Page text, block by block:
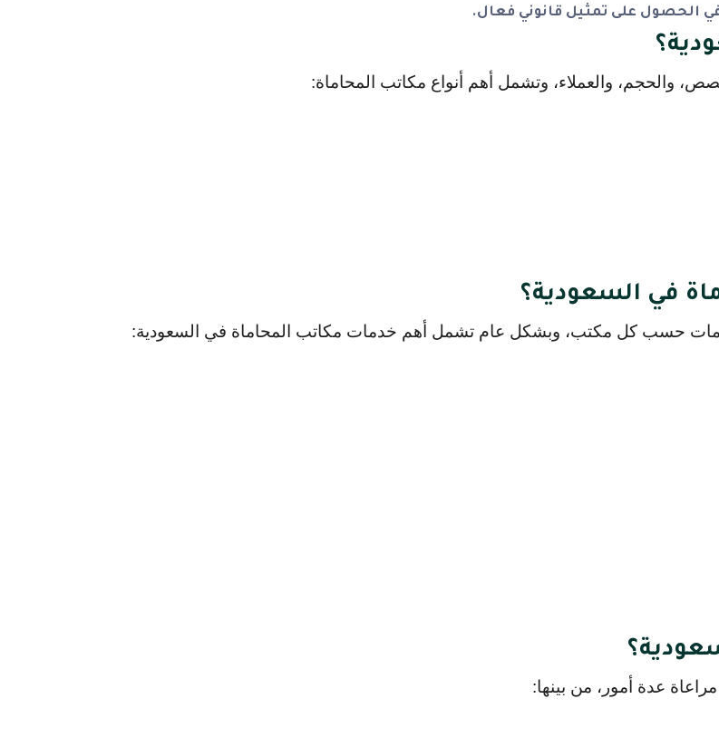
في الحصول على تمثيل قانوني فعال.
والحجم، والعملاء، وتشمل أهم أنواع مكاتب المحاماة:
في السعودية؟
حسب كل مكتب، وبشكل عام تشمل أهم خدمات مكاتب المحاماة في السعودية:
عدة أمور، من بينها: